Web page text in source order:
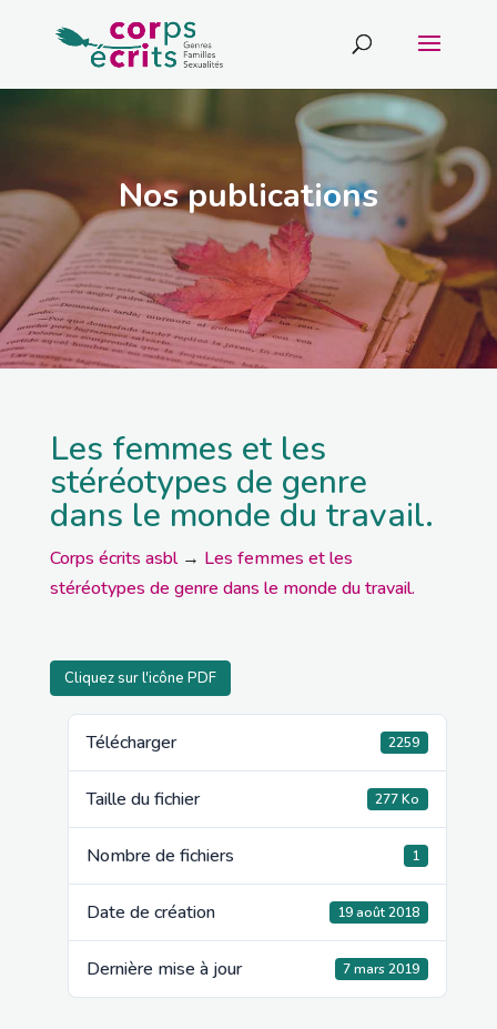
Nos publications
Les femmes et les
stéréotypes de genre
dans le monde du travail.
Corps écrits asbl→ Les femmes et les
stéréotypes de genre dans le monde du travail.
Cliquez sur l'icône PDF
Télécharger 2259
Taille du fichier 277 Ko
Nombre de fichiers 1
Date de création 19 août 2018
Dernière mise à jour 7 mars 2019